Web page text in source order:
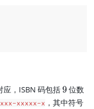
应，ISBN 码包括9
9位数
xxxxx-x ，其中符号